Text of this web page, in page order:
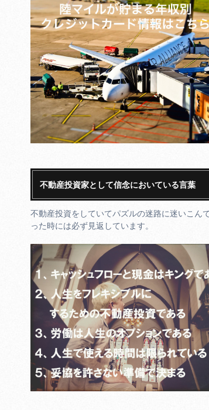
不動産投資家として信念においている言葉
不動産投資をしていてパズルの迷路に迷いこん
った時には必ず見返しています。